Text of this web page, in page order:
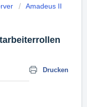
Amadeus II
Drucken